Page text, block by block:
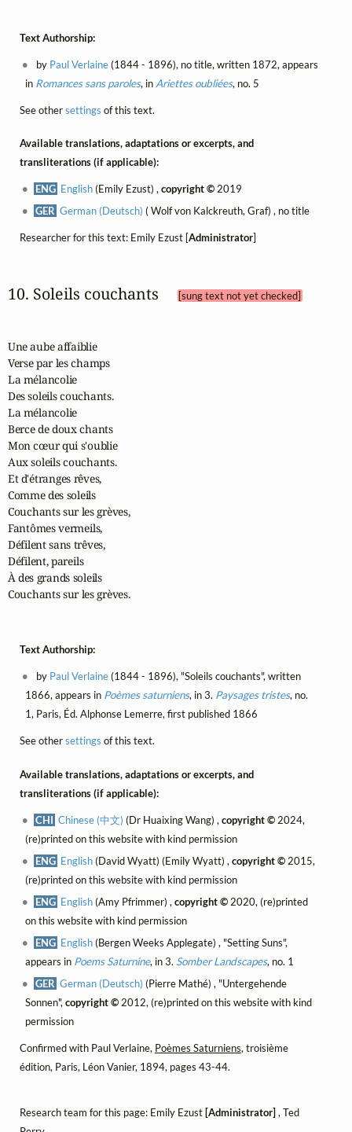
Text Authorship:
by Paul Verlaine(1844 - 1896), no title, written 1872, appears
in Romances sans paroles, in Ariettes oubliées, no. 5
See othersettings of this text.
Available translations, adaptations or excerpts, and
transliterations (if applicable):
ENG English(Emily Ezust) ,copyright © 2019
GER German (Deutsch) ( Wolf von Kalckreuth, Graf) , no title
Researcher for this text: Emily Ezust [Administrator]
10. Soleils couchants [sung text not yet checked]
Une aube affaiblie
Verse par les champs
La mélancolie
Des soleils couchants.
La mélancolie
Berce de doux chants
Mon cœur qui s'oublie
Aux soleils couchants.
Et d'étranges rêves,
Comme des soleils
Couchants sur les grèves,
Fantômes vermeils,
Défilent sans trêves,
Défilent, pareils
À des grands soleils
Couchants sur les grèves.
Text Authorship:
by Paul Verlaine(1844 - 1896), "Soleils couchants", written
1866, appears in Poèmes saturniens, in 3. Paysages tristes, no.
1, Paris, Éd. Alphonse Lemerre, first published 1866
See othersettings of this text.
Available translations, adaptations or excerpts, and
transliterations (if applicable):
CHI Chinese (中文) (Dr Huaixing Wang) ,copyright © 2024,
(re)printed on this website with kind permission
ENG English(David Wyatt) (Emily Wyatt) ,copyright © 2015,
(re)printed on this website with kind permission
ENG English(Amy Pfrimmer) ,copyright © 2020, (re)printed
on this website with kind permission
ENG English(Bergen Weeks Applegate) , "Setting Suns",
appears in Poems Saturnine, in 3. Somber Landscapes, no. 1
GER German (Deutsch) (Pierre Mathé) , "Untergehende
Sonnen", copyright ©2012, (re)printed on this website with kind
permission
Confirmed with Paul Verlaine, Poèmes Saturniens, troisième
édition, Paris, Léon Vanier, 1894, pages 43-44.
Research team for this page: Emily Ezust [Administrator] , Ted